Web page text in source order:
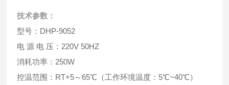
技术参数：
型号：DHP-9052
电 源 电 压：220V 50HZ
消耗功率：250W
控温范围：RT+5～65℃（工作环境温度：5℃~40℃）